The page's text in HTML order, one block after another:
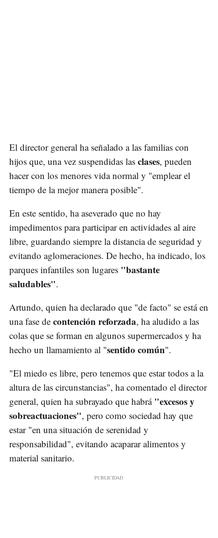
El director general ha señalado a las familias con
hijos que, una vez suspendidas las clases, pueden
hacer con los menores vida normal y "emplear el
tiempo de la mejor manera posible".
En este sentido, ha aseverado que no hay
impedimentos para participar en actividades al aire
libre, guardando siempre la distancia de seguridad y
evitando aglomeraciones. De hecho, ha indicado, los
parques infantiles son lugares "bastante
saludables".
Artundo, quien ha declarado que "de facto" se está en
una fase de contención reforzada, ha aludido a las
colas que se forman en algunos supermercados y ha
hecho un llamamiento al "sentido común".
"El miedo es libre, pero tenemos que estar todos a la
altura de las circunstancias", ha comentado el director
general, quien ha subrayado que habrá "excesos y
sobreactuaciones", pero como sociedad hay que
estar "en una situación de serenidad y
responsabilidad", evitando acaparar alimentos y
material sanitario.